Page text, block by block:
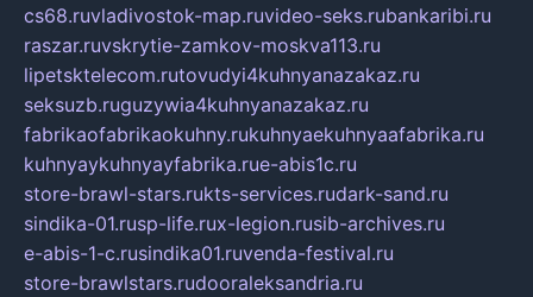
cs68.ruvladivostok-map.ruvideo-seks.rubankaribi.ru
raszar.ruvskrytie-zamkov-moskva113.ru
lipetsktelecom.rutovudyi4kuhnyanazakaz.ru
seksuzb.ruguzywia4kuhnyanazakaz.ru
fabrikaofabrikaokuhny.rukuhnyaekuhnyaafabrika.ru
kuhnyaykuhnyayfabrika.rue-abis1c.ru
store-brawl-stars.rukts-services.rudark-sand.ru
sindika-01.rusp-life.rux-legion.rusib-archives.ru
e-abis-1-c.rusindika01.ruvenda-festival.ru
store-brawlstars.rudooraleksandria.ru